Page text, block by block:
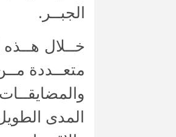
الجبــر.
متعــددة
المدى